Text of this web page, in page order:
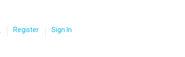
Register Sign In